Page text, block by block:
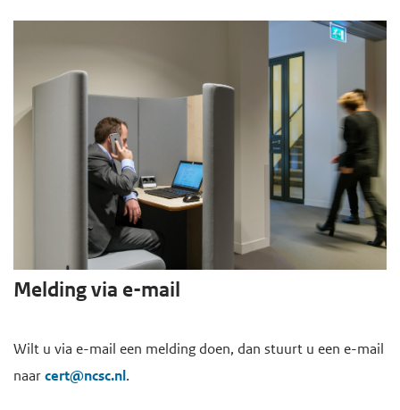
Melding via e-mail
Wilt u via e-mail een melding doen, dan stuurt u een e-mail
naarcert@ncsc.nl.